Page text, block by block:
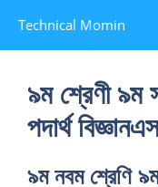
content
Technical Momin
৯ম শ্রেণী ৯ম
পদার্থ
৯ম নবম শ্রেণি ৯ম